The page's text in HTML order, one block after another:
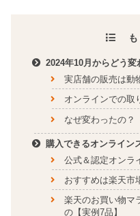
2024年10月からどう変
実店舗の販売は動
オンラインでの取
なぜ変わったの？
購入できるオンライン
公式＆認定オンラ
おすすめは楽天市
楽天のお買い物マ
の【実例7品】